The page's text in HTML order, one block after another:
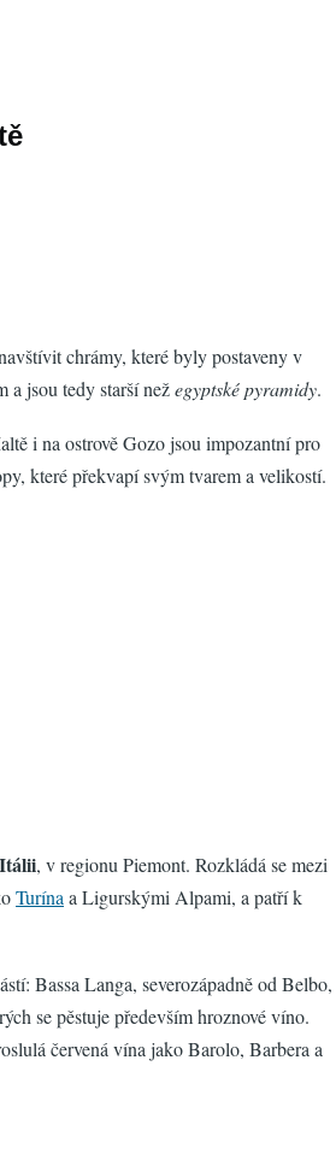
chrámy, které byly postaveny v
a jsou tedy starší nežegyptské pyramidy.
i na ostrově Gozo jsou impozantní pro
které překvapí svým tvarem a velikostí.
Itálii, v regionu Piemont. Rozkládá se mezi
Turína a Ligurskými Alpami, a patří k
Bassa Langa, severozápadně od Belbo,
se pěstuje především hroznové víno​​.
červená vína jako Barolo, Barbera a